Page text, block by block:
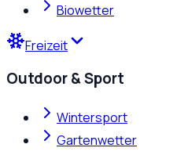
Biowetter
Freizeit
Outdoor & Sport
Wintersport
Gartenwetter